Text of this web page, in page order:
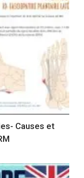
Causes et